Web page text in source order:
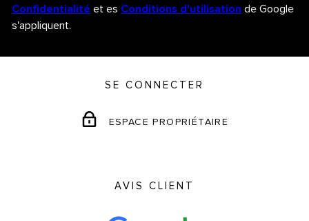
Confidentialité et es Conditions d'utilisation de Google
s'appliquent.
SE CONNECTER
ESPACE PROPRIÉTAIRE
AVIS CLIENT